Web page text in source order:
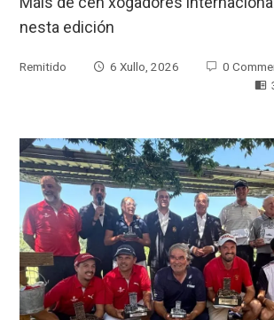
nesta edición
Remitido 6 Xullo, 2026
0